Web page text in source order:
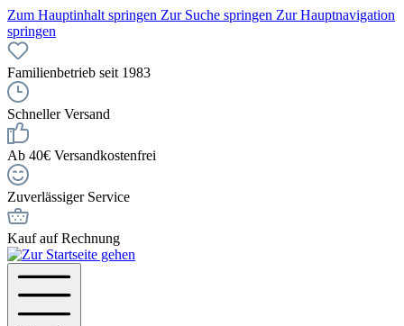
Zum Hauptinhalt springen Zur Suche springen Zur Hauptnavigation
springen
Familienbetrieb seit 1983
Schneller Versand
Ab 40€ Versandkostenfrei
Zuverlässiger Service
Kauf auf Rechnung